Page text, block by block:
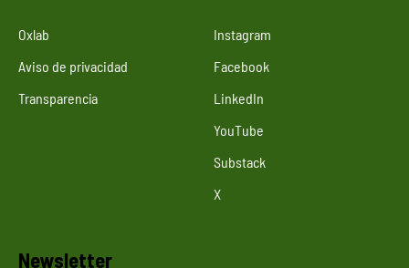
Oxlab
Aviso de privacidad
Transparencia
Instagram
Facebook
LinkedIn
YouTube
Substack
X
Newsletter